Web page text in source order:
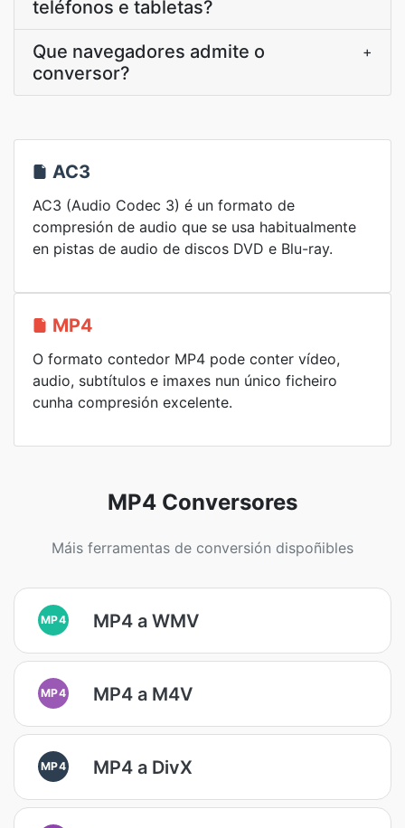
teléfonos e tabletas?
Que navegadores admite o
conversor?
+
AC3
AC3 (Audio Codec 3) é un formato de
compresión de audio que se usa habitualmente
en pistas de audio de discos DVD e Blu-ray.
MP4
O formato contedor MP4 pode conter vídeo,
audio, subtítulos e imaxes nun único ficheiro
cunha compresión excelente.
MP4 Conversores
Máis ferramentas de conversión dispoñibles
MP4 MP4 a WMV
MP4 MP4 a M4V
MP4 MP4 a DivX